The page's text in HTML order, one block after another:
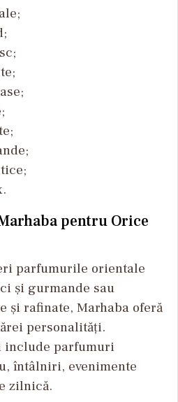
pentru Orice
parfumurile orientale
și gurmande sau
și rafinate, Marhaba oferă
personalități.
include parfumuri
întâlniri, evenimente
zilnică.